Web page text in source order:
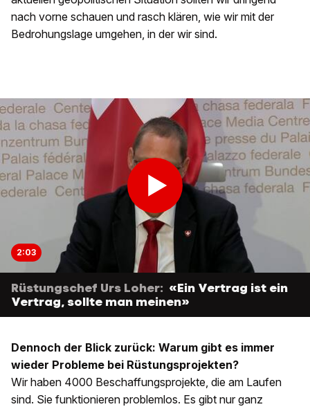
nach vorne schauen und rasch klären, wie wir mit der
Bedrohungslage umgehen, in der wir sind.
2:03
Rüstungschef Urs Loher: «Ein Vertrag ist ein
Vertrag, sollte man meinen»
Dennoch der Blick zurück: Warum gibt es immer
wieder Probleme bei Rüstungsprojekten?
Wir haben 4000 Beschaffungsprojekte, die am Laufen
sind. Sie funktionieren problemlos. Es gibt nur ganz